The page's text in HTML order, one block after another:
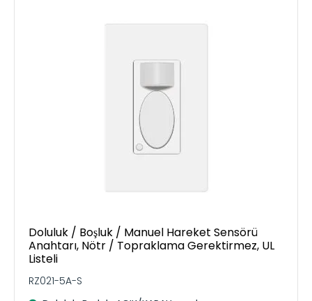
Doluluk / Boşluk / Manuel Hareket Sensörü
Anahtarı, Nötr / Topraklama Gerektirmez, UL
Listeli
RZ021-5A-S